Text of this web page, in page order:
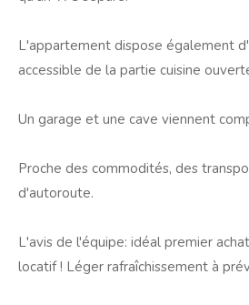
L'appartement dispose également
accessible de la partie cuisine
Un garage et une cave viennent
Proche des commodités, des
d'autoroute.
L'avis de l'équipe: idéal premier
locatif ! Léger rafraîchissement à